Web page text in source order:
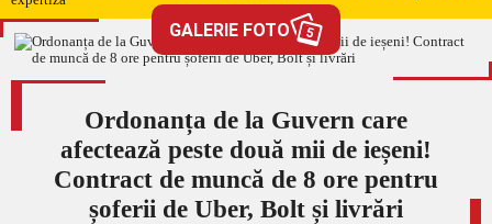
pentru expertiză
GALERIE FOTO 5
Ordonanța de la Guvern care
afectează peste două mii de ieșeni!
Contract de muncă de 8 ore pentru
șoferii de Uber, Bolt și livrări